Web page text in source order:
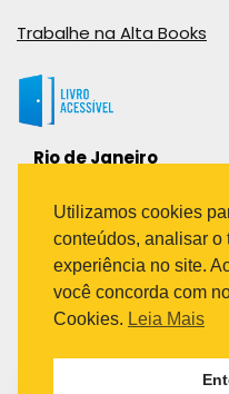
Trabalhe na Alta Books
Rio de Janeiro
Bairro Industrial
Rio de Janeiro –
Telefone:
(21) 3278-8069
(21) 3995-7512
Utilizamos cookies
conteúdos, analisar o
experiência no site.
você concorda com
Cookies. Leia Mais